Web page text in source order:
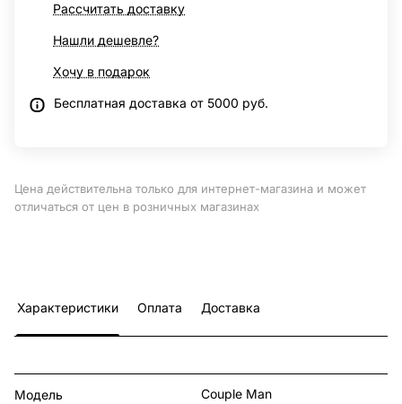
Рассчитать доставку
Нашли дешевле?
Хочу в подарок
Бесплатная доставка от 5000 руб.
Цена действительна только для интернет-магазина и может
отличаться от цен в розничных магазинах
Характеристики Оплата Доставка
Модель Couple Man